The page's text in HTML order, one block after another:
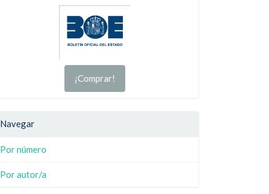
¡Comprar!
Navegar
Por número
Por autor/a